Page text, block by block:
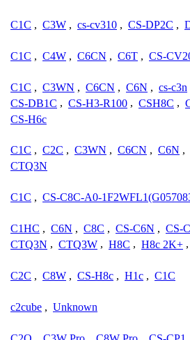
C1C , C3W , cs-cv310 , CS-DP2C ,
C1C , C4W , C6CN , C6T , CS-
C1C , C3WN , C6CN , C6N , cs-c3n
CS-DB1C , CS-H3-R100 , CSH8C ,
CS-H6c
C1C , C2C , C3WN , C6CN , C6N ,
CTQ3N
C1C , CS-C8C-A0-
C1HC , C6N , C8C , CS-C6N , CS-
CTQ3N , CTQ3W , H8C , H8c 2K+ ,
C2C , C8W , CS-H8c , H1c , C1C
c2cube , Unknown